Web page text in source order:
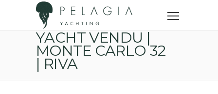
Accueil
Yachts vendus
Yacht vendu | Monte Carlo 32 | RIVA
YACHT VENDU |
MONTE CARLO 32
| RIVA